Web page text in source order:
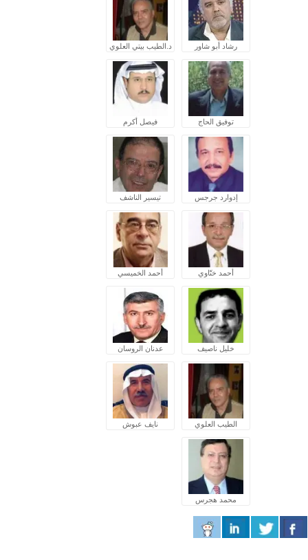
رشاد أبو شاور د.الطيب بيتي العلوي
توفيق الحاج فيصل أكرم
إدوارد جرجس تيسير الناشف
أحمد ختّاوي أحمد الخميسي
خليل ناصيف عدنان الروسان
الطيب العلوي نايف عبوش
محمد هجرس